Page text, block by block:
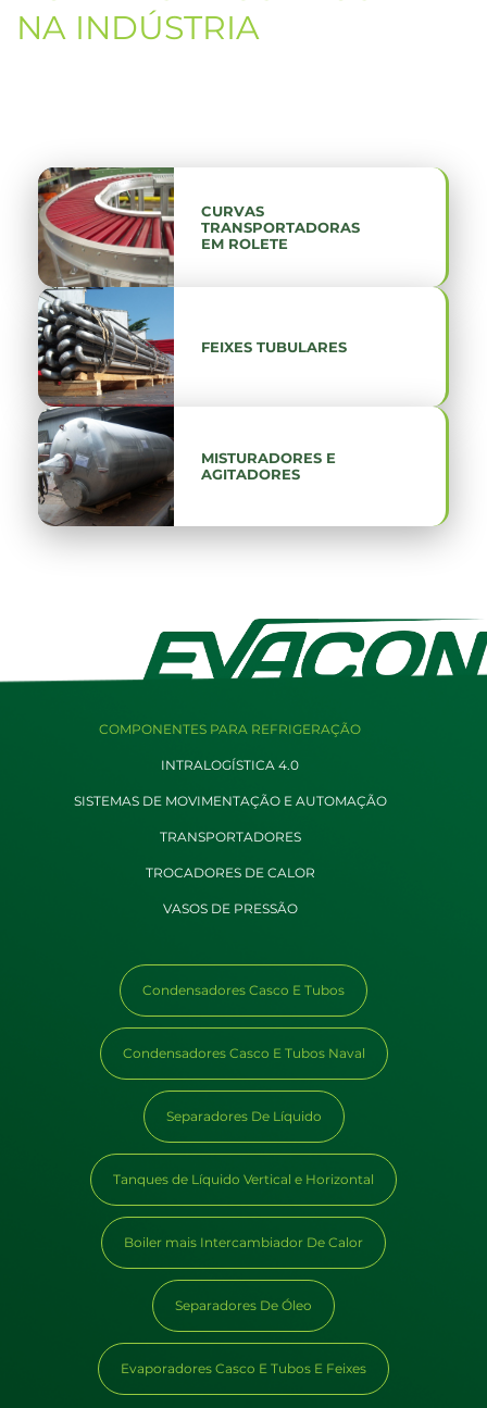
NA INDÚSTRIA
CURVAS
TRANSPORTADORAS
EM ROLETE
FEIXES TUBULARES
MISTURADORES E
AGITADORES
COMPONENTES PARA REFRIGERAÇÃO
INTRALOGÍSTICA 4.0
SISTEMAS DE MOVIMENTAÇÃO E AUTOMAÇÃO
TRANSPORTADORES
TROCADORES DE CALOR
VASOS DE PRESSÃO
Condensadores Casco E Tubos
Condensadores Casco E Tubos Naval
Separadores De Líquido
Tanques de Líquido Vertical e Horizontal
Boiler mais Intercambiador De Calor
Separadores De Óleo
Evaporadores Casco E Tubos E Feixes